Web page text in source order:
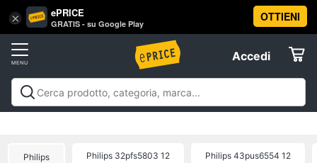
× ePRICE
GRATIS - su Google Play
OTTIENI
Accedi
Accedi
Registrati
Offerte
Vai
al
Philips Philips 32pfs5803 12 Philips 43pus6554 12